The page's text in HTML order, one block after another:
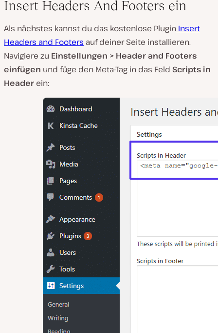
Insert Headers And Footers ein
Als nächstes kannst du das kostenlose Plugin Insert
Headers and Footers auf deiner Seite installieren.
Navigiere zu Einstellungen > Header and Footers
einfügen und füge den Meta-Tag in das Feld Scripts in
Header ein: